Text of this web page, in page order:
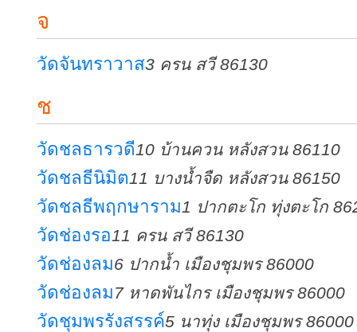
จ
วัดจันทราวาส3 ครน สวี 86130
ช
วัดชลธารวดี10 บ้านควน หลังสวน 86110
วัดชลธีนิมิต11 บางน้ำจืด หลังสวน 86150
วัดชลธีพฤกษาราม1 ปากตะโก ทุ่งตะโก
วัดช่องรอ11 ครน สวี 86130
วัดช่องลม6 ปากน้ำ เมืองชุมพร 86000
วัดช่องลม7 หาดพันไกร เมืองชุมพร 86000
วัดชุมพรรังสรรค์5 นาทุ่ง เมืองชุมพร 86000